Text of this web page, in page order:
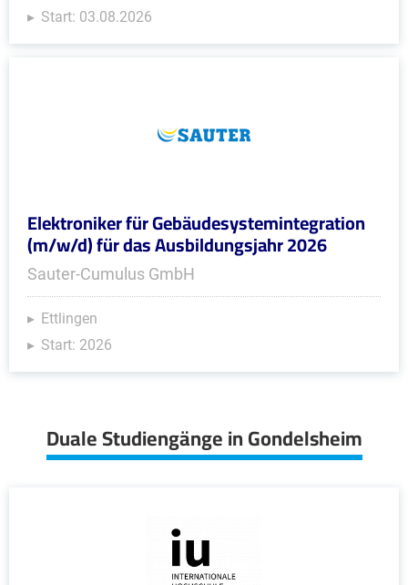
Start: 03.08.2026
Elektroniker für Gebäudesystemintegration
(m/w/d) für das Ausbildungsjahr 2026
Sauter-Cumulus GmbH
Ettlingen
Start: 2026
Duale Studiengänge in Gondelsheim